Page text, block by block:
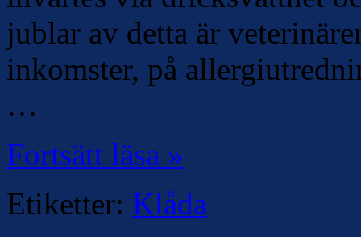
jublar av detta är
inkomster, på
…
Fortsätt läsa »
Etiketter: Klåda